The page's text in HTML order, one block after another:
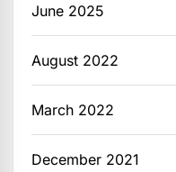
June 2025
August 2022
March 2022
December 2021